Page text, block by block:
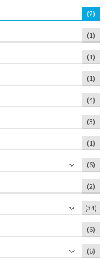
(2)
(1)
(1)
(1)
(4)
(3)
(1)
(6)
(2)
(34)
(6)
(6)